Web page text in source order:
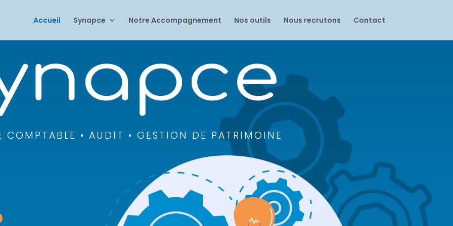
Accueil Synapce Notre Accompagnement Nos outils Nous recrutons Contact
COMPTABLE • AUDIT • GESTION DE PATRIMOINE